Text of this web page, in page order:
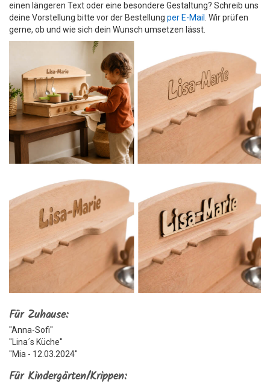
einen längeren Text oder eine besondere Gestaltung? Schreib uns
deine Vorstellung bitte vor der Bestellung per E-Mail
. Wir prüfen
gerne, ob und wie sich dein Wunsch umsetzen lässt.
Für Zuhause:
"Anna-Sofi"
"Lina´s Küche"
"Mia - 12.03.2024"
Für Kindergärten/Krippen: